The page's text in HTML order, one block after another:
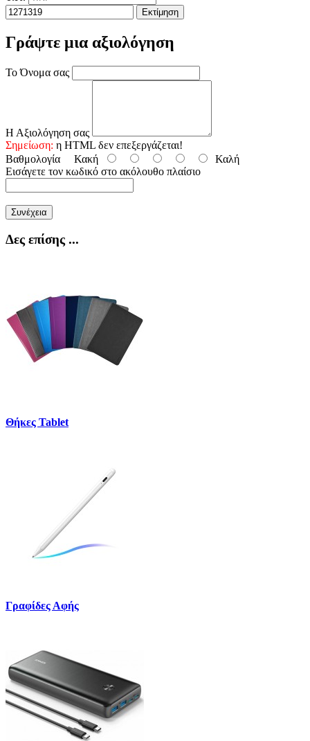
Εκτίμηση
Γράψτε μια αξιολόγηση
Το Όνομα σας
Η Αξιολόγηση σας
Σημείωση: η HTML δεν επεξεργάζεται!
Βαθμολογία Κακή
Καλή
Εισάγετε τον κωδικό στο ακόλουθο πλαίσιο
Συνέχεια
Δες επίσης ...
Θήκες Tablet
Γραφίδες Αφής